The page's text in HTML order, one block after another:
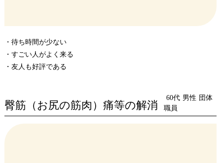
・待ち時間が少ない
・すごい人がよく来る
・友人も好評である
臀筋（お尻の筋肉）痛等の解消
60代 男性 団体
職員